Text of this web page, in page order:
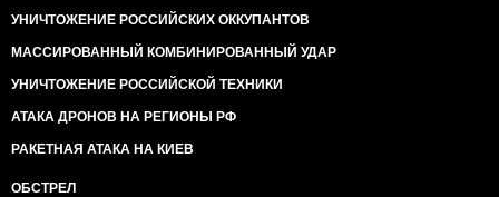
УНИЧТОЖЕНИЕ РОССИЙСКИХ ОККУПАНТОВ
МАССИРОВАННЫЙ КОМБИНИРОВАННЫЙ УДАР
УНИЧТОЖЕНИЕ РОССИЙСКОЙ ТЕХНИКИ
АТАКА ДРОНОВ НА РЕГИОНЫ РФ
РАКЕТНАЯ АТАКА НА КИЕВ
ОБСТРЕЛ